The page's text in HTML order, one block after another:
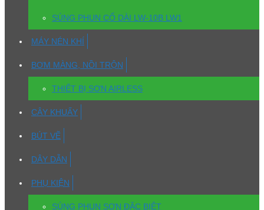
SÚNG PHUN CỔ DÀI LW-10B LW1
MÁY NÉN KHÍ
BƠM MÀNG, NỒI TRỘN
THIẾT BỊ SƠN AIRLESS
CÂY KHUẤY
BÚT VẼ
DÂY DẪN
PHỤ KIỆN
SÚNG PHUN SƠN ĐẶC BIỆT